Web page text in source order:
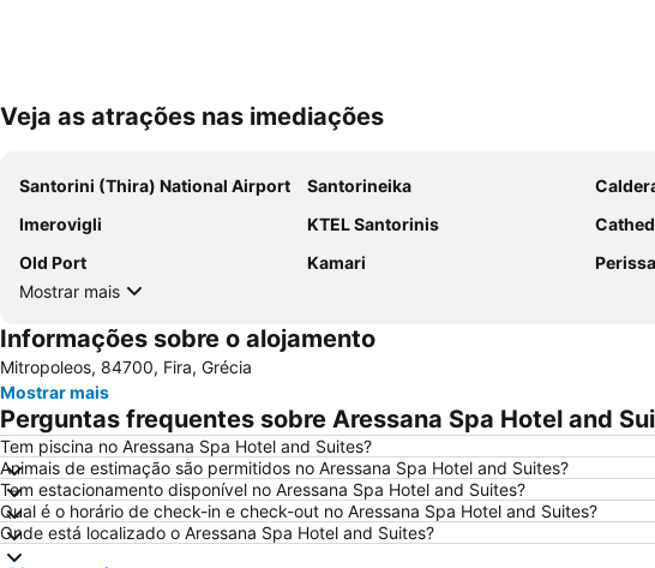
Veja as atrações nas imediações
Santorini (Thira) National Airport Santorineika
Imerovigli
KTEL Santorinis
Old Port
Kamari
Mostrar mais
Informações sobre o alojamento
Mitropoleos, 84700, Fira, Grécia
Mostrar mais
Perguntas frequentes sobre Aressana Spa Hotel and
Tem piscina no Aressana Spa Hotel and Suites?
Animais de estimação são permitidos no Aressana Spa Hotel and Suites?
Tem estacionamento disponível no Aressana Spa Hotel and Suites?
Qual é o horário de check-in e check-out no Aressana Spa Hotel and Suites?
Onde está localizado o Aressana Spa Hotel and Suites?